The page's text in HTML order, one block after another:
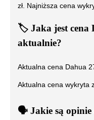
zł. Najniższa cena
🏷️ Jaka jest cena
aktualnie?
Aktualna cena Dahua
Aktualna cena wykryta
🗣️ Jakie są opinie